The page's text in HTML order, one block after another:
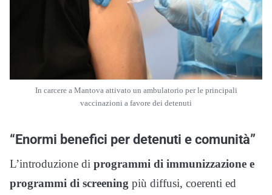
In carcere a Mantova attivato un ambulatorio per le principali
vaccinazioni a favore dei detenuti
“Enormi benefici per detenuti e comunità”
L’introduzione di programmi di immunizzazione e
programmi di screening più diffusi, coerenti ed